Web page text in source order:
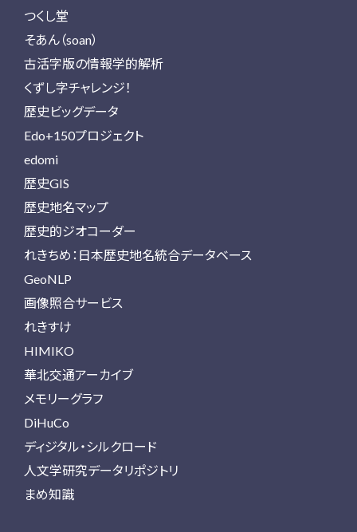
つくし堂
そあん（soan）
古活字版の情報学的解析
くずし字チャレンジ！
歴史ビッグデータ
Edo+150プロジェクト
edomi
歴史GIS
歴史地名マップ
歴史的ジオコーダー
れきちめ：日本歴史地名統合データベース
GeoNLP
画像照合サービス
れきすけ
HIMIKO
華北交通アーカイブ
メモリーグラフ
DiHuCo
ディジタル・シルクロード
人文学研究データリポジトリ
まめ知識